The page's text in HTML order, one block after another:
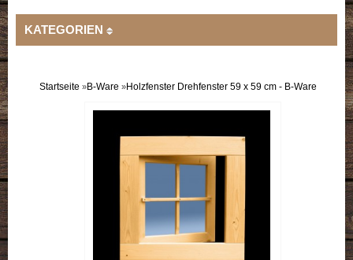
KATEGORIEN
Einzelflügel
Startseite »B-Ware »Holzfenster Drehfenster 59 x 59 cm - B-Ware